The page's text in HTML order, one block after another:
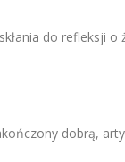
do refleksji o
dobrą,